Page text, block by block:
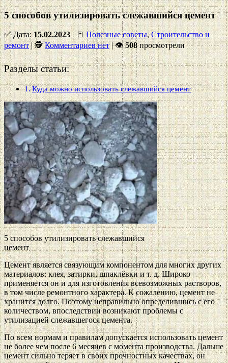
5 способов утилизировать слежавшийся цемент
✅ Дата:15.02.2023| 📒Полезные советы,Строительство и
ремонт| 🕵Комментариев нет|👁508просмотрели
Разделы статьи:
Куда можно использовать слежавшийся цемент
5 способов утилизировать слежавшийся
цемент
Цемент является связующим компонентом для многих других
материалов: клея, затирки, шпаклёвки и т. д. Широко
применяется он и для изготовления всевозможных растворов,
в том числе ремонтного характера. К сожалению, цемент не
хранится долго. Поэтому неправильно определившись с его
количеством, впоследствии возникают проблемы с
утилизацией слежавшегося цемента.
По всем нормам и правилам допускается использовать цемент
не более чем после 6 месяцев с момента производства. Дальше
цемент сильно теряет в своих прочностных качествах, он